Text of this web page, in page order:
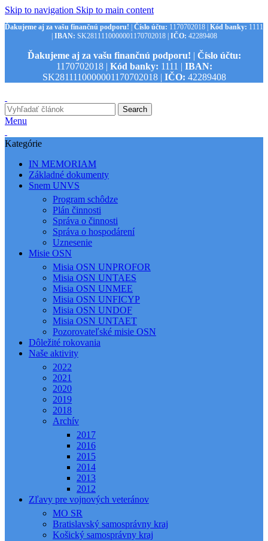
Skip to navigation Skip to main content
Ďakujeme aj za vašu finančnú podporu! Číslo účtu: 1170702018 | Kód banky: 1111
IBAN: SK2811110000001170702018 | IČO: 42289408
Ďakujeme aj za vašu finančnú podporu! | Číslo účtu:
1170702018 | Kód banky: 1111 | IBAN:
SK2811110000001170702018 | IČO: 42289408
Search
Menu
Kategórie
IN MEMORIAM
Základné dokumenty
Snem UNVS
Program schôdze
Plán činnosti
Správa o činnosti
Správa o hospodárení
Uznesenie
Misie OSN
Misia OSN UNPROFOR
Misia OSN UNTAES
Misia OSN UNMEE
Misia OSN UNFICYP
Misia OSN UNDOF
Misia OSN UNTAET
Pozorovateľské misie OSN
Dôležité rokovania
Naše aktivity
2022
2021
2020
2019
2018
Archív
2017
2016
2015
2014
2013
2012
Zľavy pre vojnových veteránov
MO SR
Bratislavský samosprávny kraj
Košický samosprávny kraj